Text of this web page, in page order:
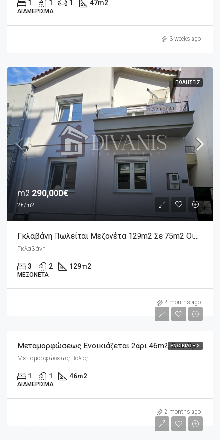
1 1 1 47m2
ΔΙΑΜΈΡΙΣΜΑ
3 weeks ago
ΠΩΛΉΣΕΙΣ
m2 290,000€
2€/m2
Γκλαβάνη Πωλείται Μεζονέτα 129m2 Σε 75m2 Οικόπεδο Πλήρως Ανακαινισμένη
Γκλαβάνη
3 2 129m2
ΜΕΖΟΝΈΤΑ
2 months ago
ΕΝΟΙΚΙΆΣΕΙΣΜεταμορφώσεως Ενοικιάζεται 2άρι 46m2, 3ου Ορόφου
Μεταμορφώσεως Βόλος
1 1 46m2
ΔΙΑΜΈΡΙΣΜΑ
2 months ago